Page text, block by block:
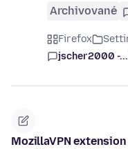
Archivované
Firefox
jscher2000 -...
MozillaVPN